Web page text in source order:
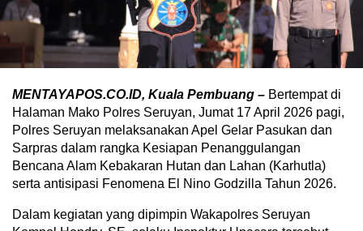
MENTAYAPOS.CO.ID, Kuala Pembuang – Bertempat di
Halaman Mako Polres Seruyan, Jumat 17 April 2026 pagi,
Polres Seruyan melaksanakan Apel Gelar Pasukan dan
Sarpras dalam rangka Kesiapan Penanggulangan
Bencana Alam Kebakaran Hutan dan Lahan (Karhutla)
serta antisipasi Fenomena El Nino Godzilla Tahun 2026.
Dalam kegiatan yang dipimpin Wakapolres Seruyan